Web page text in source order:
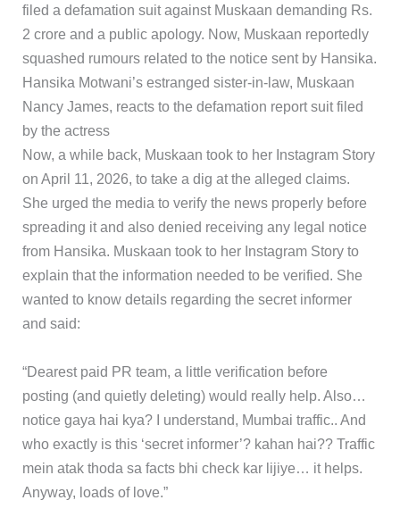
filed a defamation suit against Muskaan demanding Rs.
2 crore and a public apology. Now, Muskaan reportedly
squashed rumours related to the notice sent by Hansika.
Hansika Motwani’s estranged sister-in-law, Muskaan
Nancy James, reacts to the defamation report suit filed
by the actress
Now, a while back, Muskaan took to her Instagram Story
on April 11, 2026, to take a dig at the alleged claims.
She urged the media to verify the news properly before
spreading it and also denied receiving any legal notice
from Hansika. Muskaan took to her Instagram Story to
explain that the information needed to be verified. She
wanted to know details regarding the secret informer
and said:
“Dearest paid PR team, a little verification before
posting (and quietly deleting) would really help. Also…
notice gaya hai kya? I understand, Mumbai traffic.. And
who exactly is this ‘secret informer’? kahan hai?? Traffic
mein atak thoda sa facts bhi check kar lijiye… it helps.
Anyway, loads of love.”